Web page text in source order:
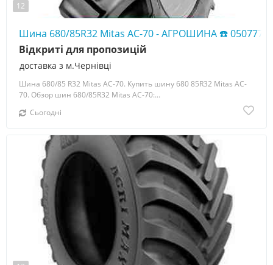
12
Шина 680/85R32 Mitas AC-70 - АГРОШИНА ☎️
доставка з м.Чернівці
Відкриті для пропозицій
Шина 680/85 R32 Mitas AC-70. Купить шину 680 85R32 Mitas AC-
70. Обзор шин 680/85R32 Mitas AC-70:...
Сьогодні